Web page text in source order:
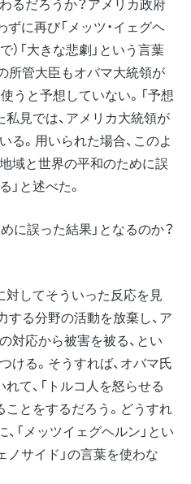
ずに再び「メッツ・イェグヘ
）「大きな悲劇」という言葉
所管大臣もオバマ大統領が
うと予想していない。「予想
見では、アメリカ大統領が
る。用いられた場合、このよ
域と世界の平和のために誤
と述べた。
に誤った結果」となるのか？
対してそういった反応を見
する分野の活動を放棄し、ア
対応から被害を被る、とい
ける。そうすれば、オバマ氏
て、「トルコ人を怒らせる
ことをするだろう。どうすれ
「メッツイェグヘルン」とい
ノサイド」の言葉を使わな